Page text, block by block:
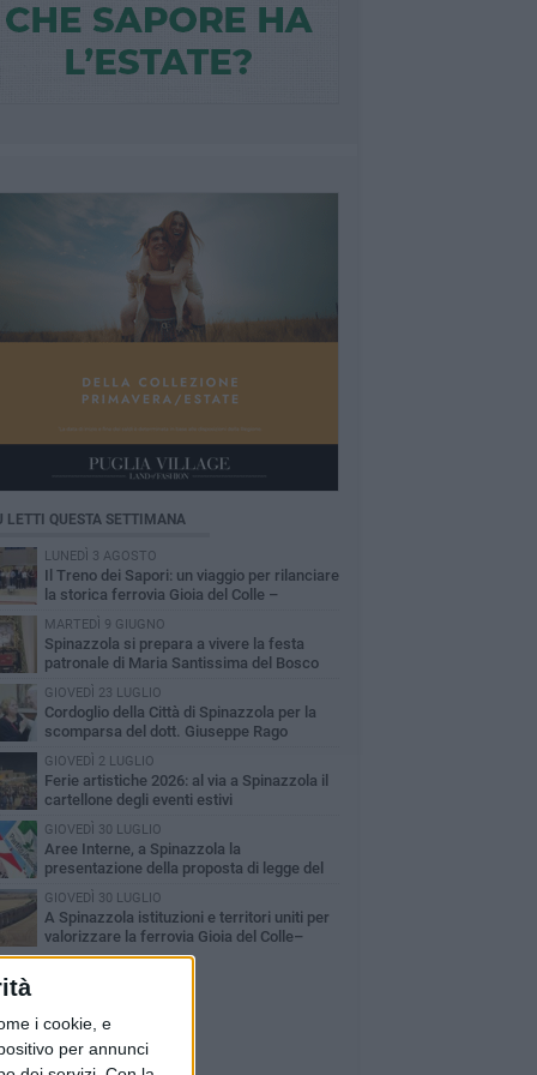
i cookie, e
per annunci
LETTI QUESTA SETTIMANA
LUNEDÌ 3 AGOSTO
Il Treno dei Sapori: un viaggio per rilanciare
la storica ferrovia Gioia del Colle –
Sant’Antonio
MARTEDÌ 9 GIUGNO
Spinazzola si prepara a vivere la festa
patronale di Maria Santissima del Bosco
GIOVEDÌ 23 LUGLIO
Cordoglio della Città di Spinazzola per la
scomparsa del dott. Giuseppe Rago
GIOVEDÌ 2 LUGLIO
Ferie artistiche 2026: al via a Spinazzola il
cartellone degli eventi estivi
GIOVEDÌ 30 LUGLIO
Aree Interne, a Spinazzola la
presentazione della proposta di legge del
Democratico
GIOVEDÌ 30 LUGLIO
A Spinazzola istituzioni e territori uniti per
valorizzare la ferrovia Gioia del Colle–
Sant'Antonio